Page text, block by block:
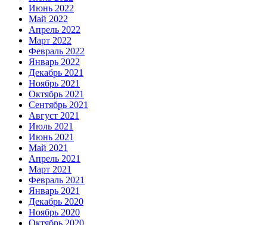
Июнь 2022
Май 2022
Апрель 2022
Март 2022
Февраль 2022
Январь 2022
Декабрь 2021
Ноябрь 2021
Октябрь 2021
Сентябрь 2021
Август 2021
Июль 2021
Июнь 2021
Май 2021
Апрель 2021
Март 2021
Февраль 2021
Январь 2021
Декабрь 2020
Ноябрь 2020
Октябрь 2020